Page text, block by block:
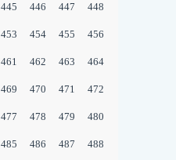
445 446 447 448
453 454 455 456
461 462 463 464
469 470 471 472
477 478 479 480
485 486 487 488